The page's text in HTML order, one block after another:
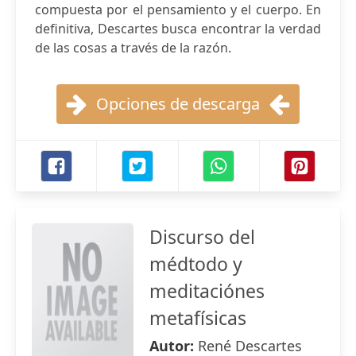
compuesta por el pensamiento y el cuerpo. En
definitiva, Descartes busca encontrar la verdad
de las cosas a través de la razón.
Opciones de descarga
Discurso del
médtodo y
meditaciónes
metafísicas
Autor: René Descartes